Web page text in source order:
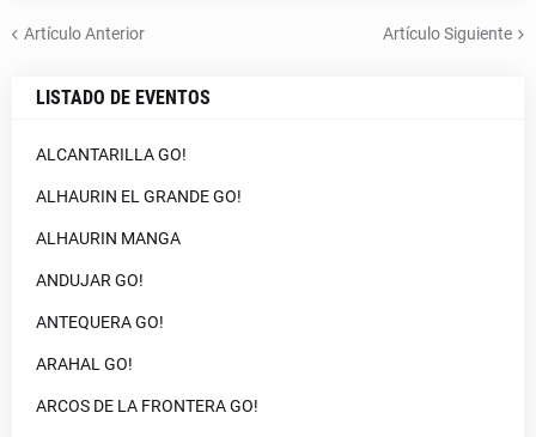
Artículo Anterior Artículo Siguiente
LISTADO DE EVENTOS
ALCANTARILLA GO!
ALHAURIN EL GRANDE GO!
ALHAURIN MANGA
ANDUJAR GO!
ANTEQUERA GO!
ARAHAL GO!
ARCOS DE LA FRONTERA GO!